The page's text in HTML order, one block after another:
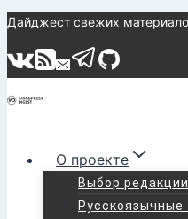
Перейти
содержимому
Дайджест свежих
О проекте
Выбор редакции
Русскоязычные